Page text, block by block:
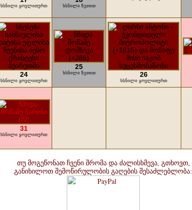
ხსნილი ყოვლითურთ ხსნილი ზეთით
24
ხსნილი ყოვლითურთ
25
ხსნილი ზეთით 26
ხსნილი ყოვლითურთ
31
ხსნილი ყოვლითურთ
თუ მოგეწონათ ჩვენი შრომა და ძალისხმევა, გთხოვთ,
განიხილოთ შემოწირულობის გაღების შესაძლებლობა: